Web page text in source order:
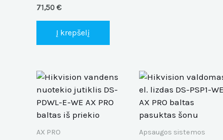
71,50 €
Į krepšelį
AX PRO Apsaugos sistemos